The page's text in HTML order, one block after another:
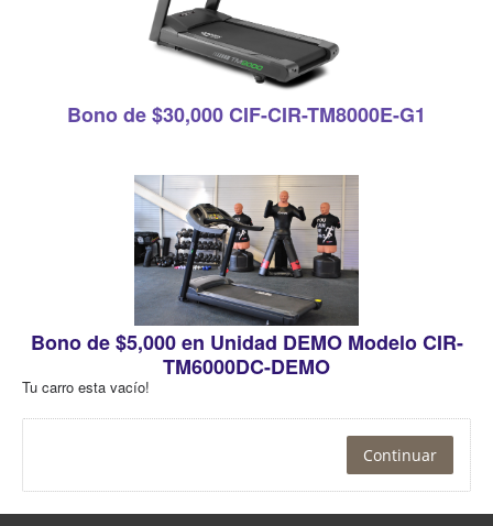
Bono de $30,000CIF-CIR-TM8000E-G1
Bono de $5,000 en Unidad DEMO ModeloCIR-
TM6000DC-DEMO
Tu carro esta vacío!
Continuar